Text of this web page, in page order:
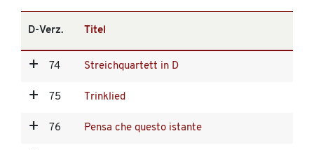
D-Verz. Titel
74 Streichquartett in D
75 Trinklied
76 Pensa che questo istante